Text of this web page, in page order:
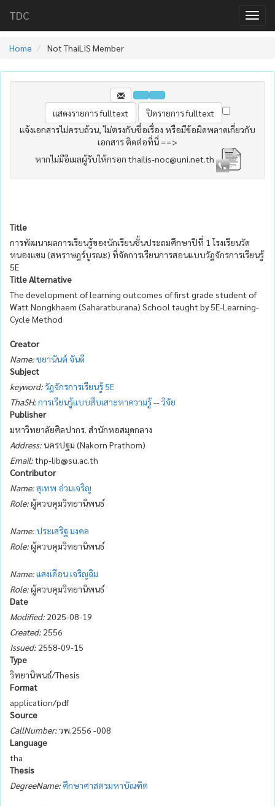
TDC
Home Not ThaiLIS Member
แจ้งเอกสารไม่ครบถ้วน, ไม่ตรงกับชื่อเรื่อง หรือมีข้อผิดพลาดเกี่ยวกับ
เอกสาร ติดต่อที่นี่ ==>
หากไม่มีอีเมลผู้รับให้กรอก thailis-noc@uni.net.th
Title
การพัฒนาผลการเรียนรู้ของนักเรียนชั้นประถมศึกษาปีที่ 1 โรงเรียนวัด
หนองแขม (สหราษฎร์บูรณะ) ที่จัดการเรียนการสอนแบบวัฏจักรการเรียนรู้
5E
Title Alternative
The development of learning outcomes of first grade student of
Watt Nongkhaem (Saharatburana) School taught by 5E-Learning-
Cycle Method
Creator
Name:ชยานันต์ จันดี
Subject
keyword:วัฏจักรการเรียนรู้ 5E
ThaSH:การเรียนรู้แบบสืบเสาะหาความรู้--วิจัย
Publisher
มหาวิทยาลัยศิลปากร. สำนักหอสมุดกลาง
Address:นครปฐม (Nakorn Prathom)
Email:thp-lib@su.ac.th
Contributor
Name:สุเทพ อ่วมเจริญ
Role:ผู้ควบคุมวิทยานิพนธ์
Name:ประเสริฐ มงคล
Role:ผู้ควบคุมวิทยานิพนธ์
Name:แสงเดือน เจริญฉิม
Role:ผู้ควบคุมวิทยานิพนธ์
Date
Modified: 2025-08-19
Created: 2556
Issued: 2558-09-15
Type
วิทยานิพนธ์/Thesis
Format
application/pdf
Source
CallNumber:วพ.2556 -008
Language
tha
Thesis
DegreeName: ศึกษาศาสตรมหาบัณฑิต